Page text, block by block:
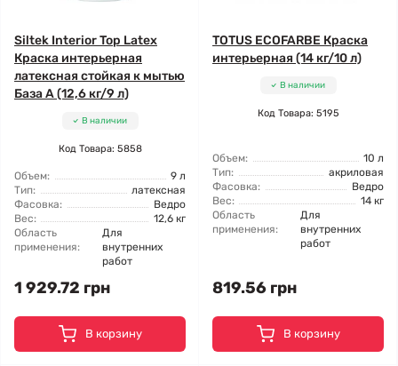
Siltek Interior Top Latex
Краска интерьерная
латексная стойкая к мытью
База А (12,6 кг/9 л)
В наличии
Код Товара: 5858
Объем:
9 л
Тип:
латексная
Фасовка:
Ведро
Вес:
12,6 кг
Область
применения:
Для
внутренних
работ
1 929.72 грн
В корзину
TOTUS ECOFARBE Краска
интерьерная (14 кг/10 л)
В наличии
Код Товара: 5195
Объем:
10 л
Тип:
акриловая
Фасовка:
Ведро
Вес:
14 кг
Область
применения:
Для
внутренних
работ
819.56 грн
В корзину